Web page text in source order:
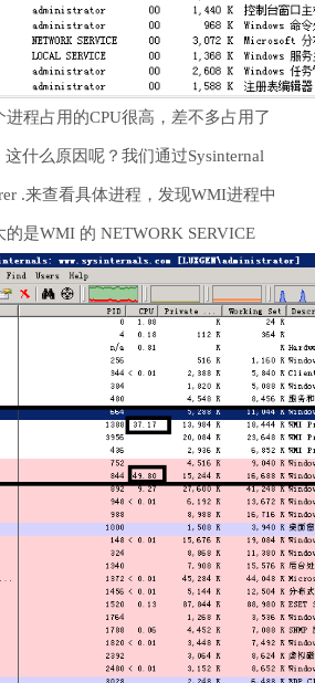
程占用的CPU很高，差不多占用了
什么原因呢？我们通过Sysinternal
.来查看具体进程，发现WMI进程中
是WMI 的 NETWORK SERVICE